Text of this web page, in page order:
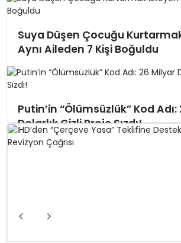
Suya Düşen Çocuğu
Aynı Aileden 7 Kişi Boğuldu
Putin’in “Ölümsüzlük” Kod
Dolarlık Gizli Proje Sızdı!